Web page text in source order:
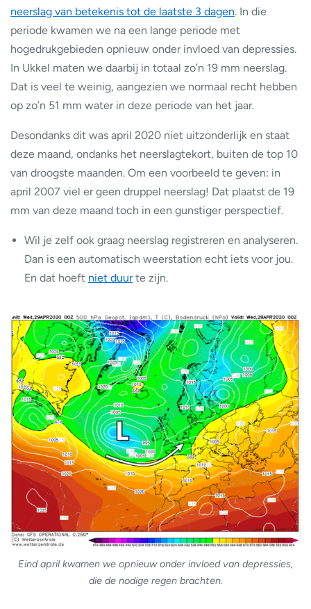
neerslag van betekenis tot de laatste 3 dagen. In die
periode kwamen we na een lange periode met
hogedrukgebieden opnieuw onder invloed van depressies.
In Ukkel maten we daarbij in totaal zo’n 19 mm neerslag.
Dat is veel te weinig, aangezien we normaal recht hebben
op zo’n 51 mm water in deze periode van het jaar.
Desondanks dit was april 2020 niet uitzonderlijk en staat
deze maand, ondanks het neerslagtekort, buiten de top 10
van droogste maanden. Om een voorbeeld te geven: in
april 2007 viel er geen druppel neerslag! Dat plaatst de 19
mm van deze maand toch in een gunstiger perspectief.
Wil je zelf ook graag neerslag registreren en analyseren.
Dan is een automatisch weerstation echt iets voor jou.
En dat hoeft niet duurte zijn.
Eind april kwamen we opnieuw onder invloed van depressies,
die de nodige regen brachten.